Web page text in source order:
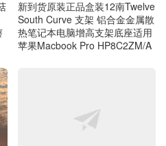
South Curve 支架 铝合金金属散
热笔记本电脑增高支架底座适用
苹果Macbook Pro HP8C2ZM/A